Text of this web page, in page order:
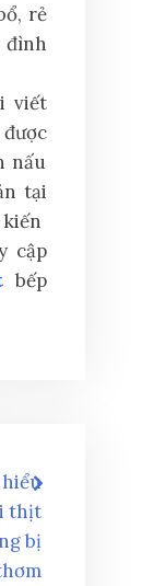
rẻ
viết
nấu
tại
cập
bếp
thịt
bị